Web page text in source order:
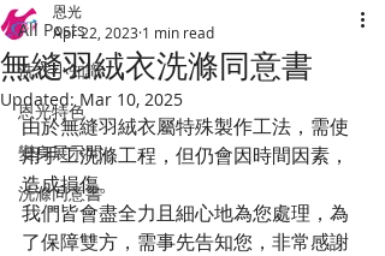
All Posts
洗衣小知識
恩光特色
變身展示間
洗滌同意書
無縫羽絨衣洗滌同意書
恩光
Apr 22, 2023 1 min read
Updated:Mar 10, 2025
由於無縫羽絨衣屬特殊製作工法，需使
用手工洗滌工程，但仍會因時間因素，
造成損傷。
我們皆會盡全力且細心地為您處理，為
了保障雙方，需事先告知您，非常感謝